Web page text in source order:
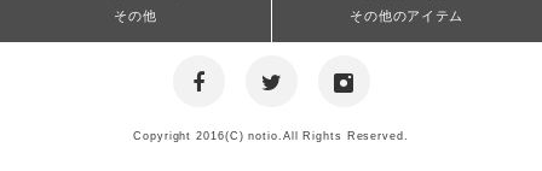
その他
その他のアイテム
Copyright 2016(C) notio.All Rights Reserved.